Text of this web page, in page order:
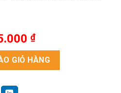
₫.
₫Giá
hiện
tại
là:
DHI-NVR2104HS-P-S3 số
GIỎ HÀNG